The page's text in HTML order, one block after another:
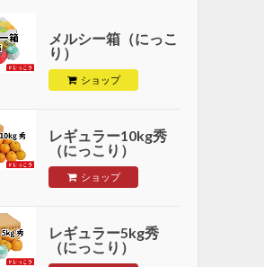
メルシー箱（にっこ
り）
ショップ
レギュラー10kg秀
（にっこり）
ショップ
レギュラー5kg秀
（にっこり）